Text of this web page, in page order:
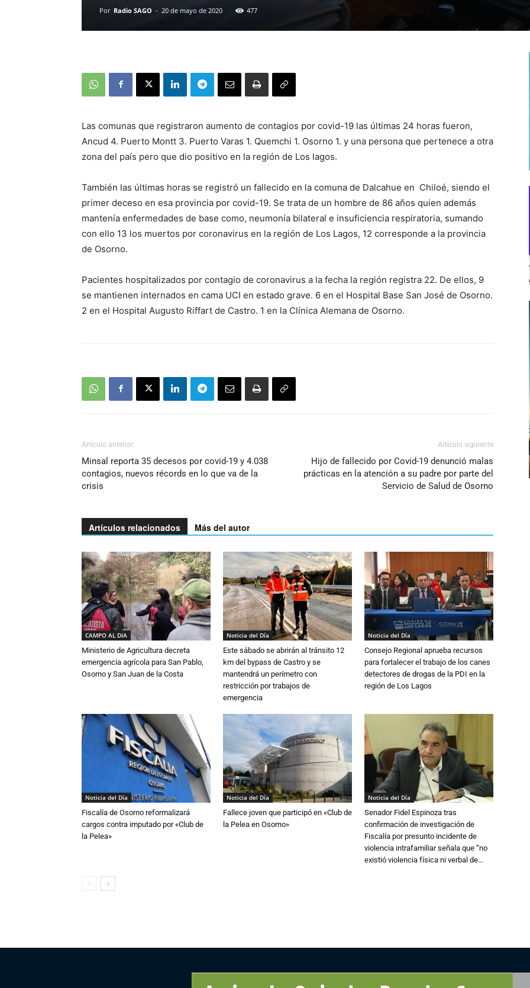
Por Radio SAGO - 20 de mayo de 2020 477
Las comunas que registraron aumento de contagios por covid-19 las últimas 24 horas fueron,
Ancud 4. Puerto Montt 3. Puerto Varas 1. Quemchi 1. Osorno 1. y una persona que pertenece a otra
zona del país pero que dio positivo en la región de Los lagos.
También las últimas horas se registró un fallecido en la comuna de Dalcahue en Chiloé, siendo el
primer deceso en esa provincia por covid-19. Se trata de un hombre de 86 años quien además
mantenía enfermedades de base como, neumonía bilateral e insuficiencia respiratoria, sumando
con ello 13 los muertos por coronavirus en la región de Los Lagos, 12 corresponde a la provincia
de Osorno.
Pacientes hospitalizados por contagio de coronavirus a la fecha la región registra 22. De ellos, 9
se mantienen internados en cama UCI en estado grave. 6 en el Hospital Base San José de Osorno.
2 en el Hospital Augusto Riffart de Castro. 1 en la Clínica Alemana de Osorno.
Artículo anterior
Minsal reporta 35 decesos por covid-19 y 4.038
contagios, nuevos récords en lo que va de la
crisis
Artículo siguiente
Hijo de fallecido por Covid-19 denunció malas
prácticas en la atención a su padre por parte del
Servicio de Salud de Osorno
Artículos relacionados Más del autor
CAMPO AL DIA
Ministerio de Agricultura decreta
emergencia agrícola para San Pablo,
Osorno y San Juan de la Costa
Noticia del Día
Este sábado se abrirán al tránsito 12
km del bypass de Castro y se
mantendrá un perímetro con
restricción por trabajos de
emergencia
Noticia del Día
Consejo Regional aprueba recursos
para fortalecer el trabajo de los canes
detectores de drogas de la PDI en la
región de Los Lagos
Noticia del Día
Fiscalía de Osorno reformalizará
cargos contra imputado por «Club de
la Pelea»
Noticia del Día
Fallece joven que participó en «Club de
la Pelea en Osorno»
Noticia del Día
Senador Fidel Espinoza tras
confirmación de investigación de
Fiscalía por presunto incidente de
violencia intrafamiliar señala que “no
existió violencia física ni verbal de...